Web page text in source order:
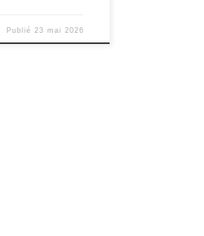
Publié 23 mai 2026